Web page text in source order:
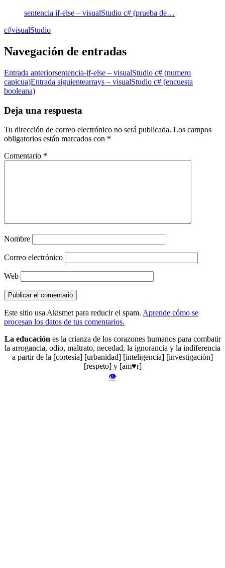
sentencia if-else – visualStudio c# (prueba de…
c#visualStudio
Navegación de entradas
Entrada anteriorsentencia-if-else – visualStudio c# (numero
capicua)Entrada siguientearrays – visualStudio c# (encuesta
booleana)
Deja una respuesta
Tu dirección de correo electrónico no será publicada. Los campos
obligatorios están marcados con *
Comentario *
Nombre
Correo electrónico
Web
Este sitio usa Akismet para reducir el spam. Aprende cómo se
procesan los datos de tus comentarios.
La educaciónes la crianza de los corazones humanos para combatir
la arrogancia, odio, maltrato, necedad, la ignorancia y la indiferencia
a partir de la [cortesía] [urbanidad] [inteligencia] [investigación]
[respeto] y [am♥r]
👁